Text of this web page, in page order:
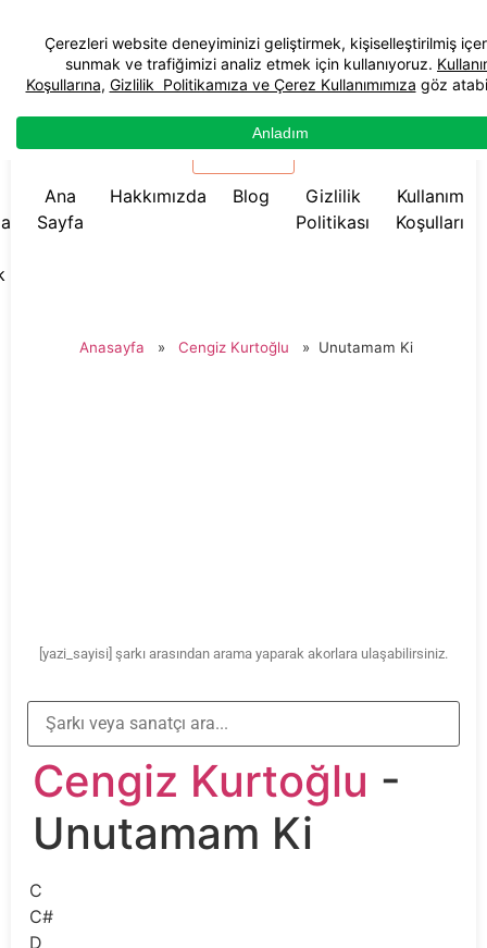
☰ Menü
Ana
Sayfa
Hakkımızda Blog
Gizlilik
Politikası
Kullanım
Koşulları
Anasayfa » Cengiz Kurtoğlu » Unutamam Ki
[yazi_sayisi] şarkı arasından arama yaparak akorlara ulaşabilirsiniz.
Cengiz Kurtoğlu -
Unutamam Ki
C
C#
D